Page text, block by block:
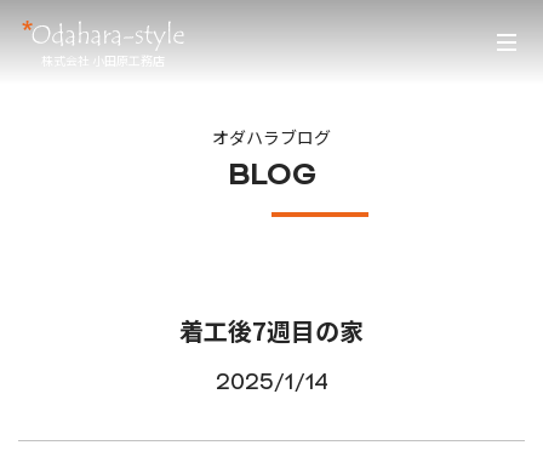
株式会社 小田原工務店
オダハラブログ
BLOG
着工後7週目の家
2025/1/14